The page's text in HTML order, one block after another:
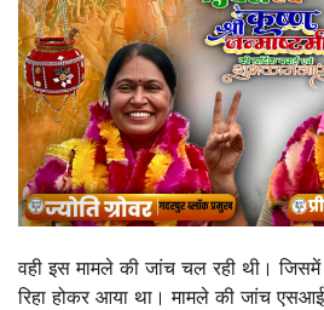
वही इस मामले की जांच चल रही थी।
रिहा होकर आया था। मामले की जांच